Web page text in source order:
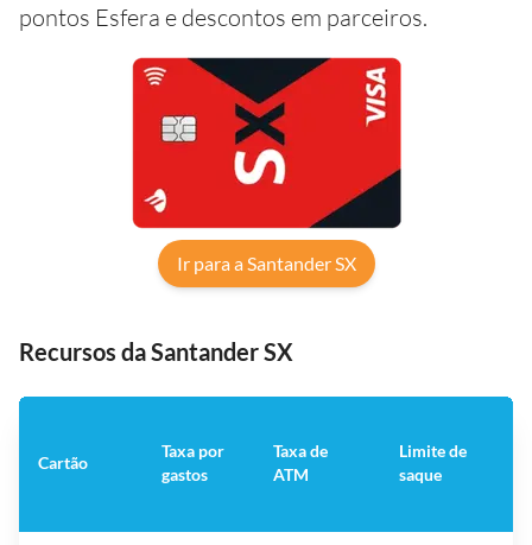
pontos Esfera e descontos em parceiros.
Ir para a Santander SX
Recursos da Santander SX
Cartão
Taxa por
gastos
Taxa de
ATM
Limite de
saque